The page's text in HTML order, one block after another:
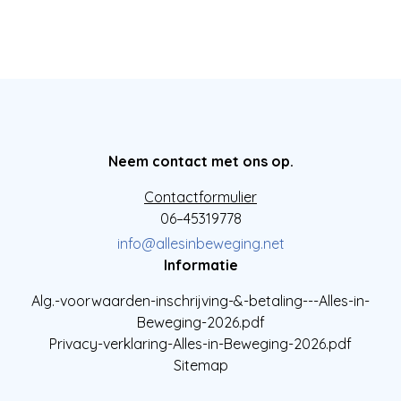
Neem contact met ons op.
Contactformulier
06–45319778
info@allesinbeweging.net
Informatie
Alg.-voorwaarden-inschrijving-&-betaling---Alles-in-
Beweging-2026.pdf
Privacy-verklaring-Alles-in-Beweging-2026.pdf
Sitemap